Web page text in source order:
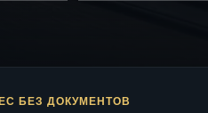
БЕЗ ДОКУМЕНТОВ